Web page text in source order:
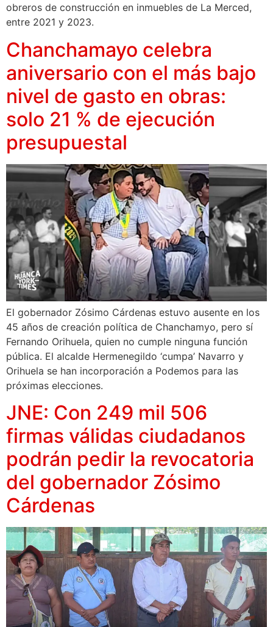
obreros de construcción en inmuebles de La Merced,
entre 2021 y 2023.
Chanchamayo celebra
aniversario con el más bajo
nivel de gasto en obras:
solo 21 % de ejecución
presupuestal
El gobernador Zósimo Cárdenas estuvo ausente en los
45 años de creación política de Chanchamyo, pero sí
Fernando Orihuela, quien no cumple ninguna función
pública. El alcalde Hermenegildo ‘cumpa’ Navarro y
Orihuela se han incorporación a Podemos para las
próximas elecciones.
JNE: Con 249 mil 506
firmas válidas ciudadanos
podrán pedir la revocatoria
del gobernador Zósimo
Cárdenas